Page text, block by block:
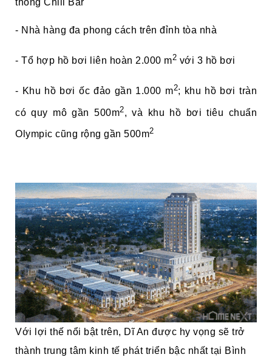
- Nhà hàng đa phong cách trên đỉnh tòa nhà
- Tổ hợp hồ bơi liên hoàn 2.000 m2 với 3 hồ bơi
- Khu hồ bơi ốc đảo gần 1.000 m2; khu hồ bơi tràn
có quy mô gần 500m2, và khu hồ bơi tiêu chuẩn
Olympic cũng rộng gần 500m2
Với lợi thế nổi bật trên, Dĩ An được hy vọng sẽ trở
thành trung tâm kinh tế phát triển bậc nhất tại Bình